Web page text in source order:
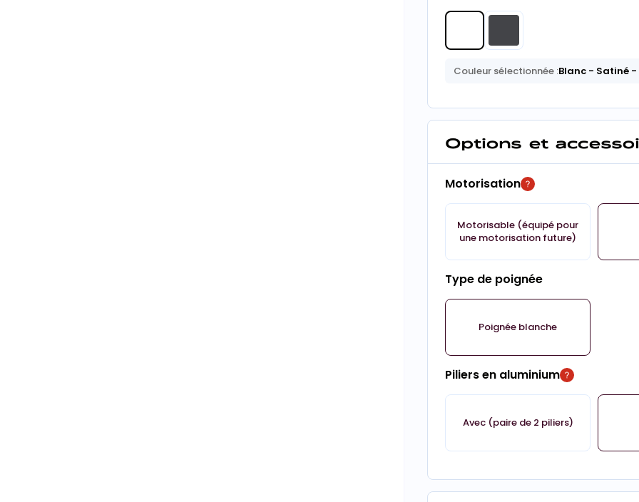
Couleur sélectionnée :Blanc- Satiné-
Options et
Motorisation
Motorisable (équipé pour
une motorisation future)
Type de poignée
Poignée blanche
Piliers en aluminium
Avec (paire de 2 piliers)